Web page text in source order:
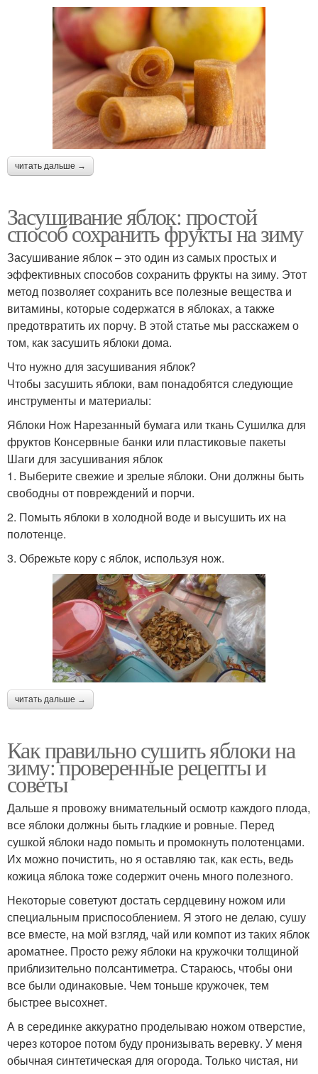
читать дальше →
Засушивание яблок: простой
способ сохранить фрукты на зиму
Засушивание яблок – это один из самых простых и
эффективных способов сохранить фрукты на зиму. Этот
метод позволяет сохранить все полезные вещества и
витамины, которые содержатся в яблоках, а также
предотвратить их порчу. В этой статье мы расскажем о
том, как засушить яблоки дома.
Что нужно для засушивания яблок?
Чтобы засушить яблоки, вам понадобятся следующие
инструменты и материалы:
Яблоки Нож Нарезанный бумага или ткань Сушилка для
фруктов Консервные банки или пластиковые пакеты
Шаги для засушивания яблок
1. Выберите свежие и зрелые яблоки. Они должны быть
свободны от повреждений и порчи.
2. Помыть яблоки в холодной воде и высушить их на
полотенце.
3. Обрежьте кору с яблок, используя нож.
читать дальше →
Как правильно сушить яблоки на
зиму: проверенные рецепты и
советы
Дальше я провожу внимательный осмотр каждого плода,
все яблоки должны быть гладкие и ровные. Перед
сушкой яблоки надо помыть и промокнуть полотенцами.
Их можно почистить, но я оставляю так, как есть, ведь
кожица яблока тоже содержит очень много полезного.
Некоторые советуют достать сердцевину ножом или
специальным приспособлением. Я этого не делаю, сушу
все вместе, на мой взгляд, чай или компот из таких яблок
ароматнее. Просто режу яблоки на кружочки толщиной
приблизительно полсантиметра. Стараюсь, чтобы они
все были одинаковые. Чем тоньше кружочек, тем
быстрее высохнет.
А в серединке аккуратно проделываю ножом отверстие,
через которое потом буду пронизывать веревку. У меня
обычная синтетическая для огорода. Только чистая, ни